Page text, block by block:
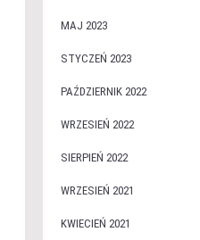
MAJ 2023
STYCZEŃ 2023
PAŹDZIERNIK 2022
WRZESIEŃ 2022
SIERPIEŃ 2022
WRZESIEŃ 2021
KWIECIEŃ 2021